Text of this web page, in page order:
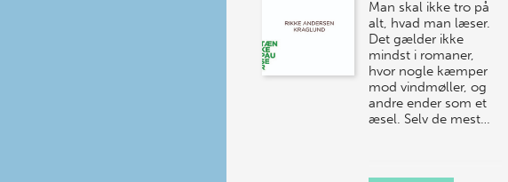
Man skal ikke tro på
alt, hvad man læser.
Det gælder ikke
mindst i romaner,
hvor nogle kæmper
mod vindmøller, og
andre ender som et
æsel. Selv de mest…